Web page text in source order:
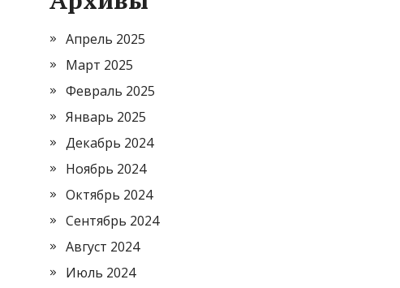
Апрель 2025
Март 2025
Февраль 2025
Январь 2025
Декабрь 2024
Ноябрь 2024
Октябрь 2024
Сентябрь 2024
Август 2024
Июль 2024